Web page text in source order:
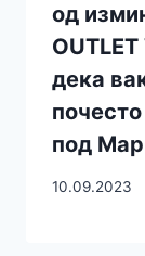
од
дека
под
10.09.2023